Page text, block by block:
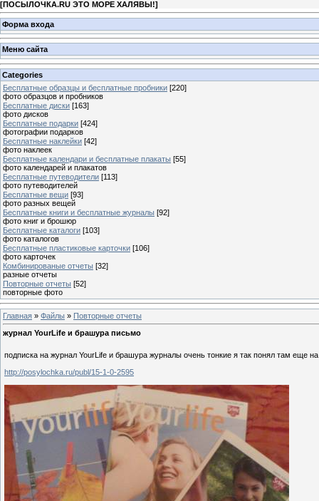
[ПОСЫЛОЧКА.RU ЭТО МОРЕ ХАЛЯВЫ!]
Форма входа
Меню сайта
Categories
Бесплатные образцы и бесплатные пробники [220]
фото образцов и пробников
Бесплатные диски [163]
фото дисков
Бесплатные подарки [424]
фотографии подарков
Бесплатные наклейки [42]
фото наклеек
Бесплатные календари и бесплатные плакаты [55]
фото календарей и плакатов
Бесплатные путеводители [113]
фото путеводителей
Бесплатные вещи [93]
фото разных вещей
Бесплатные книги и бесплатные журналы [92]
фото книг и брошюр
Бесплатные каталоги [103]
фото каталогов
Бесплатные пластиковые карточки [106]
фото карточек
Комбинированые отчеты [32]
разные отчеты
Повторные отчеты [52]
повторные фото
Главная » Файлы » Повторные отчеты
журнал YourLife и брашура письмо
подписка на журнал YourLife и брашура журналы очень тонкие я так понял там еще
http://posylochka.ru/publ/15-1-0-2595